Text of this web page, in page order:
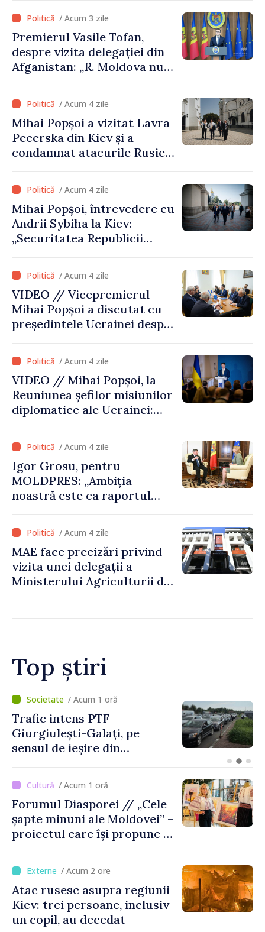
/ Acum 3 zile
Premierul Vasile Tofan,
despre vizita delegației din
Afganistan: „R. Moldova nu
talibană. Aprobarea acestei
vizite a fost o eroare de
evaluare și de coordonare
instituțională”
/ Acum 4 zile
Mihai Popșoi a vizitat Lavra
Pecerska din Kiev și a
condamnat atacurile Rusiei
cultural al Ucrainei
/ Acum 4 zile
Mihai Popșoi, întrevedere cu
Andrii Sybiha la Kiev:
„Securitatea Republicii
de securitatea Ucrainei”
/ Acum 4 zile
VIDEO // Vicepremierul
Mihai Popșoi a discutat cu
președintele Ucrainei despre
hidrologice din bazinul
râului Nistru și proiecte
comune în infrastructură și
energie
/ Acum 4 zile
VIDEO // Mihai Popșoi, la
Reuniunea șefilor misiunilor
diplomatice ale Ucrainei:
alegerea. Ne-am alăturat
Ucrainei”/ Acum 4 zile
Igor Grosu, pentru
MOLDPRES: „Ambiția
noastră este ca raportul
an să fie și mai bun”
/ Acum 4 zile
MAE face precizări privind
vizita unei delegații a
Ministerului Agriculturii din
Top știri
/ Acum 1 oră
PTF
Galați, pe
ieșire din
Joseph
calitate
în
/ Acum 1 oră
Forumul Diasporei // „Cele
șapte minuni ale Moldovei” –
proiectul care își propune să
de țara de origine
/ Acum 2 ore
Atac rusesc asupra regiunii
Kiev: trei persoane, inclusiv
un copil, au decedat